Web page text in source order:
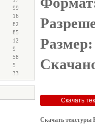
99
16
82
85
12
9
58
5
33
Скачать текстуры